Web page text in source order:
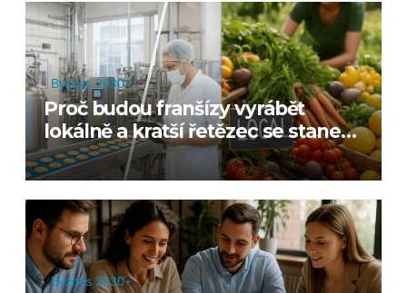
Byznys 2030+
Proč budou franšízy vyrábět
lokálně a kratší řetězec se stane
výhodou
Byznys 2030+